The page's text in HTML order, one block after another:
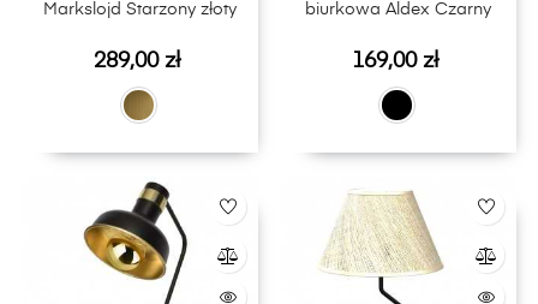
Markslojd Starzony złoty
Cena
289,00 zł
biurkowa Aldex Czarny
Cena
169,00 zł